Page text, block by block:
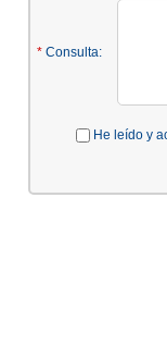
* Consulta:
He leído y